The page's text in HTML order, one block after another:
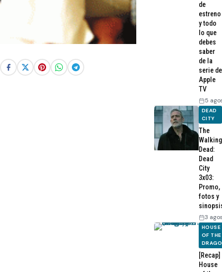
de
estreno
y todo
lo que
debes
saber
de la
serie de
Apple
TV
5
DEAD
CITY
The
Walking
Dead:
Dead
City
3x03:
Promo,
fotos y
3
HOUSE
OF THE
[Recap]
House